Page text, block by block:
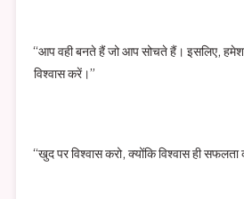
“आप वही बनते हैं जो आप सोचते हैं। इसलिए,
विश्वास करें।”
“खुद पर विश्वास करो, क्योंकि विश्वास ही सफलता